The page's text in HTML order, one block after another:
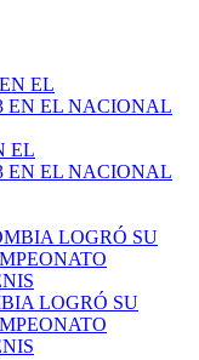
EL
EN EL NACIONAL
LOGRÓ SU